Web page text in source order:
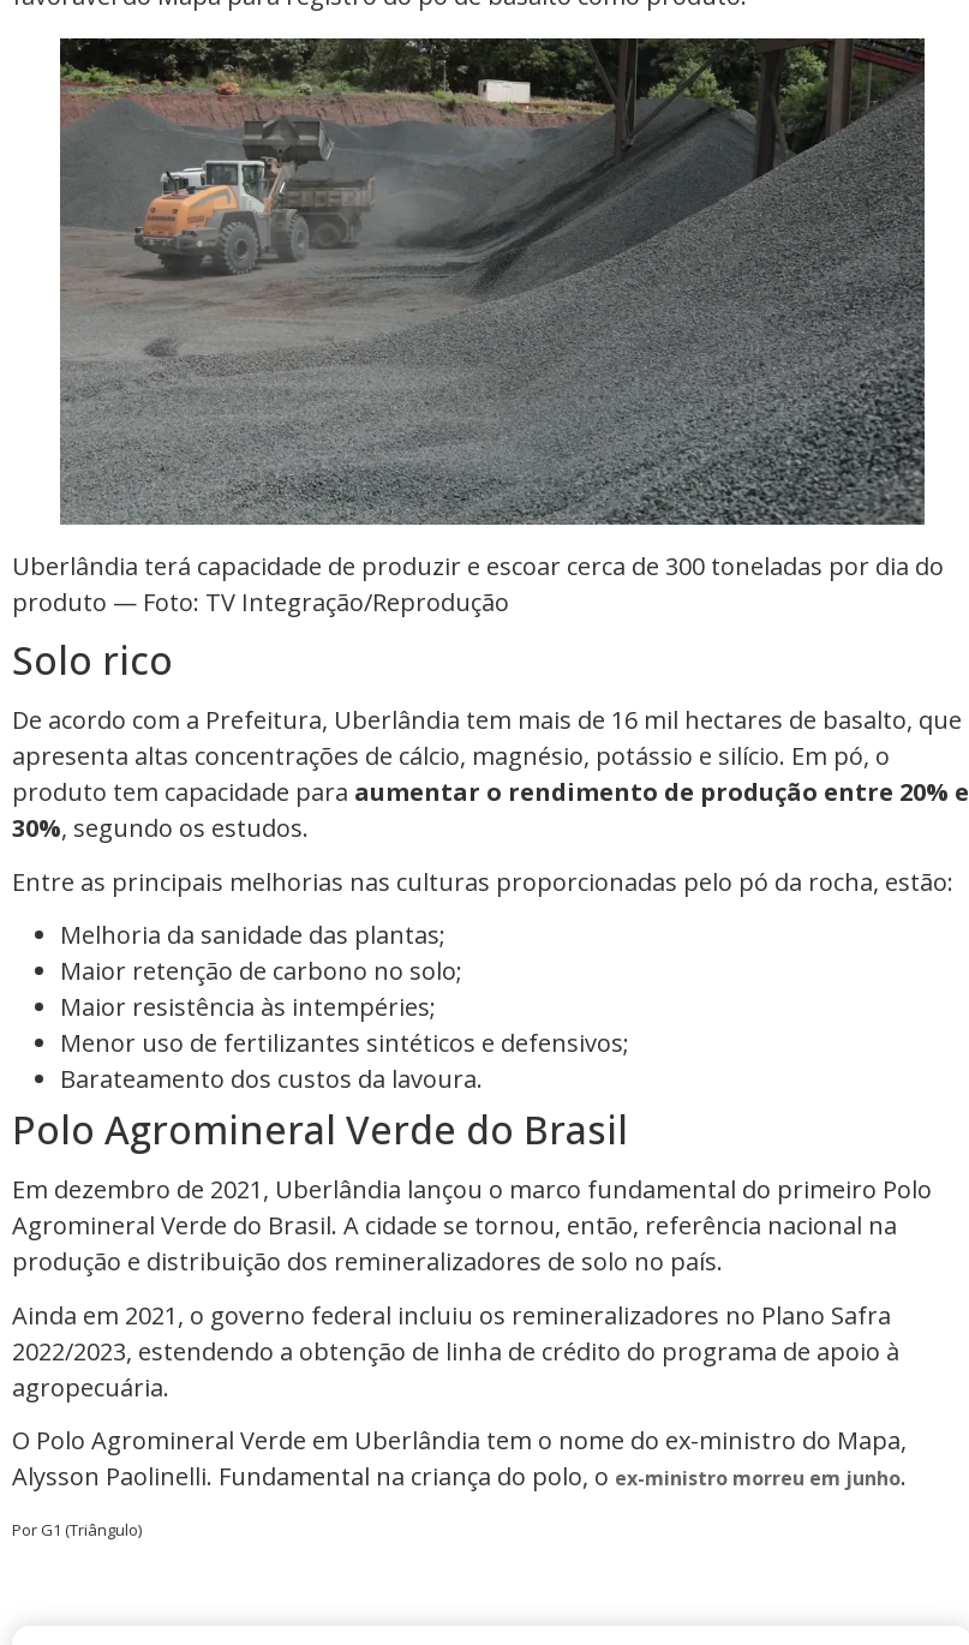
Uberlândia terá capacidade de produzir e escoar cerca de 300 toneladas por dia do
produto — Foto: TV Integração/Reprodução
Solo rico
De acordo com a Prefeitura, Uberlândia tem mais de 16 mil hectares de basalto, que
apresenta altas concentrações de cálcio, magnésio, potássio e silício. Em pó, o
produto tem capacidade para aumentar o rendimento de produção entre 20% e
30%, segundo os estudos.
Entre as principais melhorias nas culturas proporcionadas pelo pó da rocha, estão:
Melhoria da sanidade das plantas;
Maior retenção de carbono no solo;
Maior resistência às intempéries;
Menor uso de fertilizantes sintéticos e defensivos;
Barateamento dos custos da lavoura.
Polo Agromineral Verde do Brasil
Em dezembro de 2021, Uberlândia lançou o marco fundamental do primeiro Polo
Agromineral Verde do Brasil. A cidade se tornou, então, referência nacional na
produção e distribuição dos remineralizadores de solo no país.
Ainda em 2021, o governo federal incluiu os remineralizadores no Plano Safra
2022/2023, estendendo a obtenção de linha de crédito do programa de apoio à
agropecuária.
O Polo Agromineral Verde em Uberlândia tem o nome do ex-ministro do Mapa,
Alysson Paolinelli. Fundamental na criança do polo, o ex-ministro morreu em junho.
Por G1 (Triângulo)